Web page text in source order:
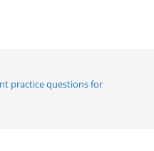
practice questions for nta ugc net